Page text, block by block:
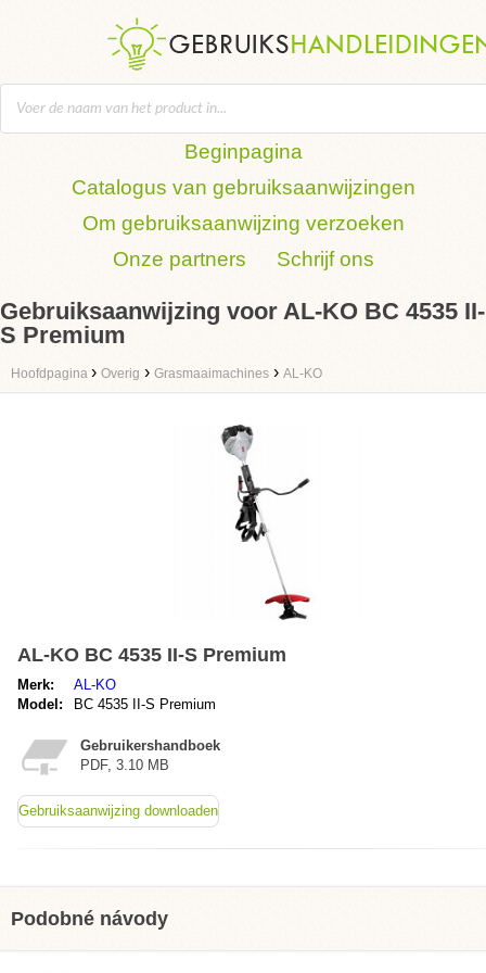
Beginpagina
Catalogus van gebruiksaanwijzingen
Om gebruiksaanwijzing verzoeken
Onze partners
Schrijf ons
Gebruiksaanwijzing voor AL-KO BC 4535 II-
S Premium
Hoofdpagina › Overig › Grasmaaimachines › AL-KO
AL-KO BC 4535 II-S Premium
Merk:
AL-KO
Model:
BC 4535 II-S Premium
Gebruikershandboek
PDF, 3.10 MB
Gebruiksaanwijzing downloaden
Podobné návody